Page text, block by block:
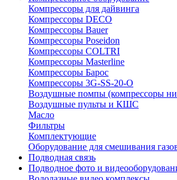
Компрессоры для дайвинга
Компрессоры DECO
Компрессоры Bauer
Компрессоры Poseidon
Компрессоры COLTRI
Компрессоры Masterline
Компрессоры Барос
Компрессоры 3G-SS-20-O
Воздушные помпы (компрессоры
Воздушные пульты и КШС
Масло
Фильтры
Комплектующие
Оборудование для смешивания
Подводная связь
Подводное фото и